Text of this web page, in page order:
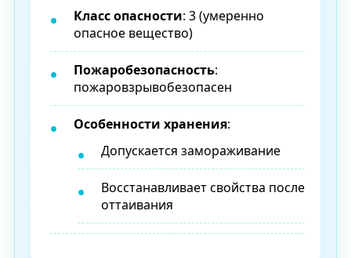
Класс опасности: 3 (умеренно
опасное вещество)
Пожаробезопасность:
пожаровзрывобезопасен
Особенности хранения:
Допускается замораживание
Восстанавливает свойства после
оттаивания